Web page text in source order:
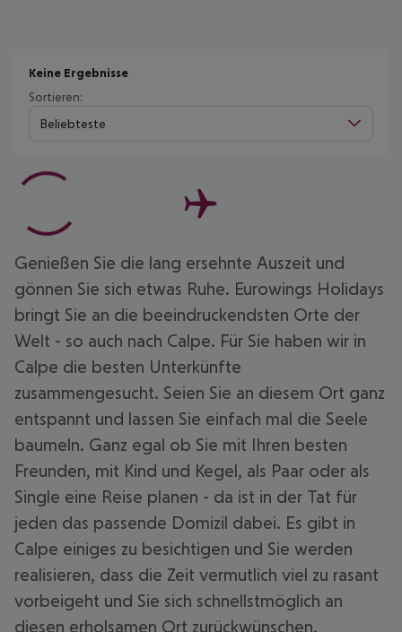
Keine Ergebnisse
Sortieren:
Beliebteste
Genießen Sie die lang ersehnte Auszeit und
gönnen Sie sich etwas Ruhe. Eurowings Holidays
bringt Sie an die beeindruckendsten Orte der
Welt - so auch nach Calpe. Für Sie haben wir in
Calpe die besten Unterkünfte
zusammengesucht. Seien Sie an diesem Ort ganz
entspannt und lassen Sie einfach mal die Seele
baumeln. Ganz egal ob Sie mit Ihren besten
Freunden, mit Kind und Kegel, als Paar oder als
Single eine Reise planen - da ist in der Tat für
jeden das passende Domizil dabei. Es gibt in
Calpe einiges zu besichtigen und Sie werden
realisieren, dass die Zeit vermutlich viel zu rasant
vorbeigeht und Sie sich schnellstmöglich an
diesen erholsamen Ort zurückwünschen.